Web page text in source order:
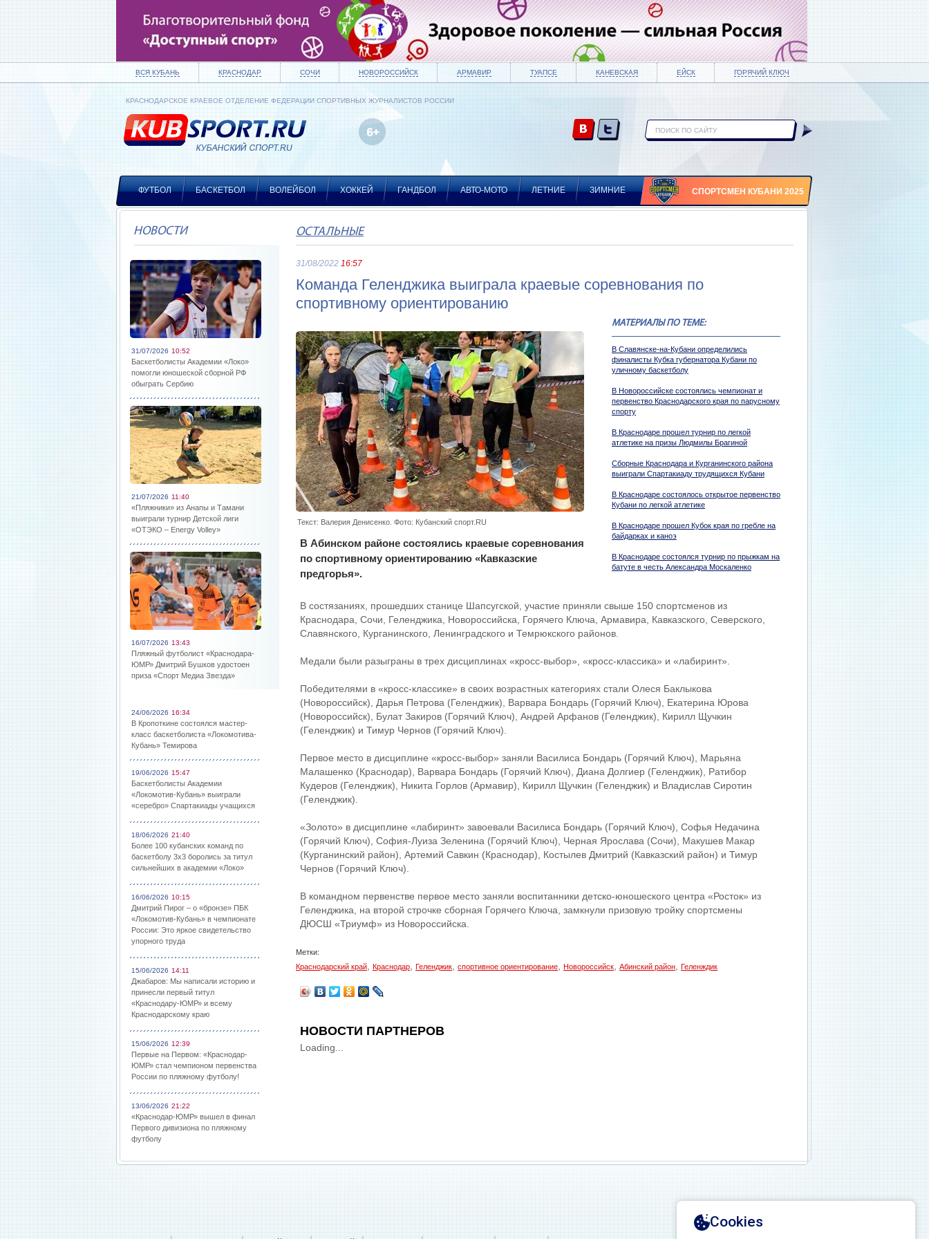
ВСЯ КУБАНЬ КРАСНОДАР СОЧИ НОВОРОССИЙСК АРМАВИР ТУАПСЕ КАНЕВСКАЯ ЕЙСК ГОРЯЧИЙ КЛЮЧ
КРАСНОДАРСКОЕ КРАЕВОЕ ОТДЕЛЕНИЕ ФЕДЕРАЦИИ СПОРТИВНЫХ ЖУРНАЛИСТОВ РОССИИ
ФУТБОЛ БАСКЕТБОЛ ВОЛЕЙБОЛ ХОККЕЙ ГАНДБОЛ АВТО-МОТО ЛЕТНИЕ ЗИМНИЕ СПОРТСМЕН КУБАНИ 2025
НОВОСТИ
31/07/2026 10:52
Баскетболисты Академии «Локо»
помогли юношеской сборной РФ
обыграть Сербию
21/07/2026 11:40
«Пляжники» из Анапы и Тамани
выиграли турнир Детской лиги
«ОТЭКО – Energy Volley»
16/07/2026 13:43
Пляжный футболист «Краснодара-
ЮМР» Дмитрий Бушков удостоен
приза «Спорт Медиа Звезда»
24/06/2026 16:34
В Кропоткине состоялся мастер-
класс баскетболиста «Локомотива-
Кубань» Темирова
19/06/2026 15:47
Баскетболисты Академии
«Локомотив-Кубань» выиграли
«серебро» Спартакиады учащихся
18/06/2026 21:40
Более 100 кубанских команд по
баскетболу 3х3 боролись за титул
сильнейших в академии «Локо»
16/06/2026 10:15
Дмитрий Пирог – о «бронзе» ПБК
«Локомотив-Кубань» в чемпионате
России: Это яркое свидетельство
упорного труда
15/06/2026 14:11
Джабаров: Мы написали историю и
принесли первый титул
«Краснодару-ЮМР» и всему
Краснодарскому краю
15/06/2026 12:39
Первые на Первом: «Краснодар-
ЮМР» стал чемпионом первенства
России по пляжному футболу!
13/06/2026 21:22
«Краснодар-ЮМР» вышел в финал
Первого дивизиона по пляжному
футболу
ОСТАЛЬНЫЕ
31/08/2022 16:57
Команда Геленджика выиграла краевые соревнования по
спортивному ориентированию
МАТЕРИАЛЫ ПО ТЕМЕ:
В Славянске-на-Кубани определились
финалисты Кубка губернатора Кубани по
уличному баскетболу
В Новороссийске состоялись чемпионат и
первенство Краснодарского края по парусному
спорту
В Краснодаре прошел турнир по легкой
атлетике на призы Людмилы Брагиной
Сборные Краснодара и Курганинского района
выиграли Спартакиаду трудящихся Кубани
В Краснодаре состоялось открытое первенство
Кубани по легкой атлетике
В Краснодаре прошел Кубок края по гребле на
байдарках и каноэ
В Краснодаре состоялся турнир по прыжкам на
батуте в честь Александра Москаленко
Текст: Валерия Денисенко. Фото: Кубанский спорт.RU
В Абинском районе состоялись краевые соревнования
по спортивному ориентированию «Кавказские
предгорья».
В состязаниях, прошедших станице Шапсугской, участие приняли свыше 150 спортсменов из
Краснодара, Сочи, Геленджика, Новороссийска, Горячего Ключа, Армавира, Кавказского, Северского,
Славянского, Курганинского, Ленинградского и Темрюкского районов.
Медали были разыграны в трех дисциплинах «кросс-выбор», «кросс-классика» и «лабиринт».
Победителями в «кросс-классике» в своих возрастных категориях стали Олеся Баклыкова
(Новороссийск), Дарья Петрова (Геленджик), Варвара Бондарь (Горячий Ключ), Екатерина Юрова
(Новороссийск), Булат Закиров (Горячий Ключ), Андрей Арфанов (Геленджик), Кирилл Щучкин
(Геленджик) и Тимур Чернов (Горячий Ключ).
Первое место в дисциплине «кросс-выбор» заняли Василиса Бондарь (Горячий Ключ), Марьяна
Малашенко (Краснодар), Варвара Бондарь (Горячий Ключ), Диана Долгиер (Геленджик), Ратибор
Кудеров (Геленджик), Никита Горлов (Армавир), Кирилл Щучкин (Геленджик) и Владислав Сиротин
(Геленджик).
«Золото» в дисциплине «лабиринт» завоевали Василиса Бондарь (Горячий Ключ), Софья Недачина
(Горячий Ключ), София-Луиза Зеленина (Горячий Ключ), Черная Ярослава (Сочи), Макушев Макар
(Курганинский район), Артемий Савкин (Краснодар), Костылев Дмитрий (Кавказский район) и Тимур
Чернов (Горячий Ключ).
В командном первенстве первое место заняли воспитанники детско-юношеского центра «Росток» из
Геленджика, на второй строчке сборная Горячего Ключа, замкнули призовую тройку спортсмены
ДЮСШ «Триумф» из Новороссийска.
Метки:
Краснодарский край
Краснодар Геленджик спортивное ориентирование Новороссийск Абинский район Геленждик
НОВОСТИ ПАРТНЕРОВ
Loading...